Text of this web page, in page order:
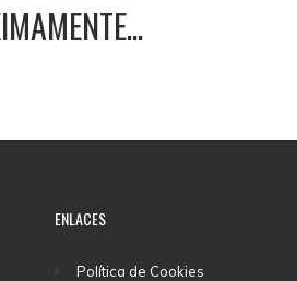
ENLACES
Política de Cookies